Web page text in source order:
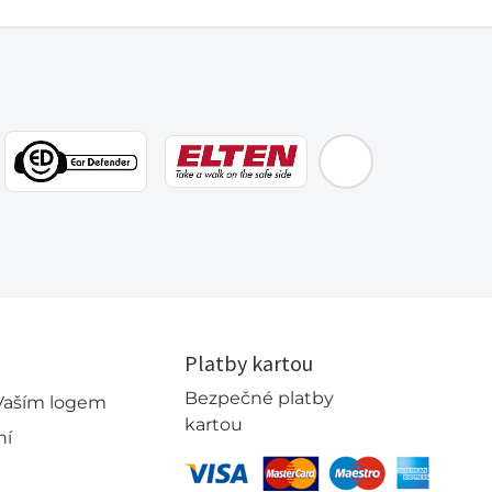
EMOS
logem
Platby kartou
Bezpečné platby
kartou